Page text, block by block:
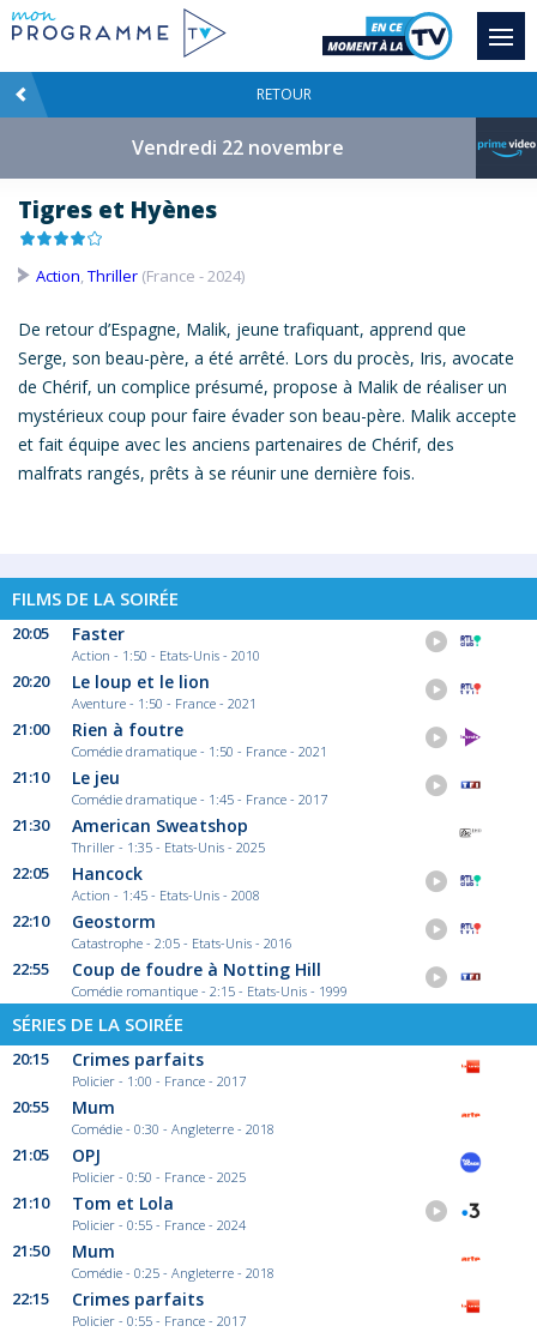
RETOUR
Vendredi 22 novembre
Tigres et Hyènes
Action,Thriller (France - 2024)
De retour d’Espagne, Malik, jeune trafiquant, apprend que
Serge, son beau-père, a été arrêté. Lors du procès, Iris, avocate
de Chérif, un complice présumé, propose à Malik de réaliser un
mystérieux coup pour faire évader son beau-père. Malik accepte
et fait équipe avec les anciens partenaires de Chérif, des
malfrats rangés, prêts à se réunir une dernière fois.
FILMS DE LA SOIRÉE
20:05 Faster
Action - 1:50 - Etats-Unis - 2010
20:20 Le loup et le lion
Aventure - 1:50 - France - 2021
21:00 Rien à foutre
Comédie dramatique - 1:50 - France - 2021
21:10 Le jeu
Comédie dramatique - 1:45 - France - 2017
21:30 American Sweatshop
Thriller - 1:35 - Etats-Unis - 2025
22:05 Hancock
Action - 1:45 - Etats-Unis - 2008
22:10 Geostorm
Catastrophe - 2:05 - Etats-Unis - 2016
22:55 Coup de foudre à Notting Hill
Comédie romantique - 2:15 - Etats-Unis - 1999
SÉRIES DE LA SOIRÉE
20:15 Crimes parfaits
Policier - 1:00 - France - 2017
20:55 Mum
Comédie - 0:30 - Angleterre - 2018
21:05 OPJ
Policier - 0:50 - France - 2025
21:10 Tom et Lola
Policier - 0:55 - France - 2024
21:50 Mum
Comédie - 0:25 - Angleterre - 2018
22:15 Crimes parfaits
Policier - 0:55 - France - 2017